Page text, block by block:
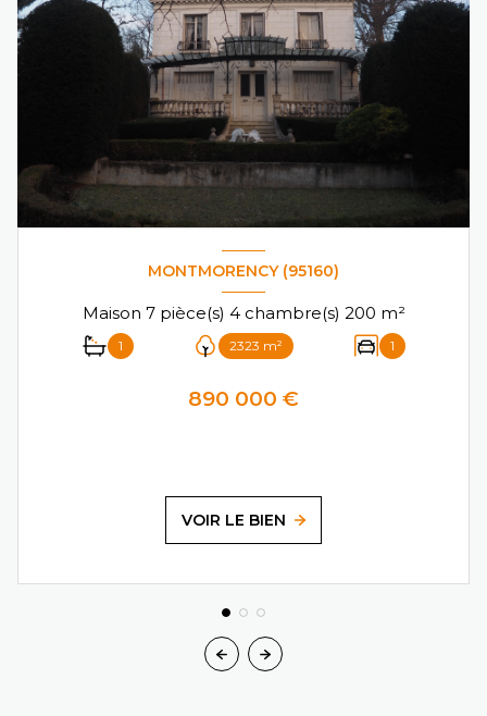
MONTMORENCY (95160)
Maison 7 pièce(s) 4 chambre(s) 200 m²
1 2323 m² 1
890 000 €
VOIR LE BIEN